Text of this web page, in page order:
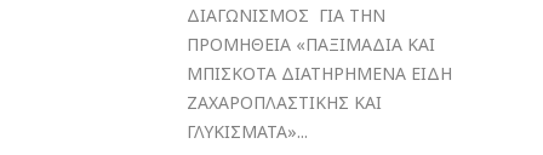
ΔΙΑΓΩΝΙΣΜΟΣ ΓΙΑ ΤΗΝ
ΠΡΟΜΗΘΕΙΑ «ΠΑΞΙΜΑΔΙΑ ΚΑΙ
ΜΠΙΣΚΟΤΑ ΔΙΑΤΗΡΗΜΕΝΑ ΕΙΔΗ
ΖΑΧΑΡΟΠΛΑΣΤΙΚΗΣ ΚΑΙ
ΓΛΥΚΙΣΜΑΤΑ»...